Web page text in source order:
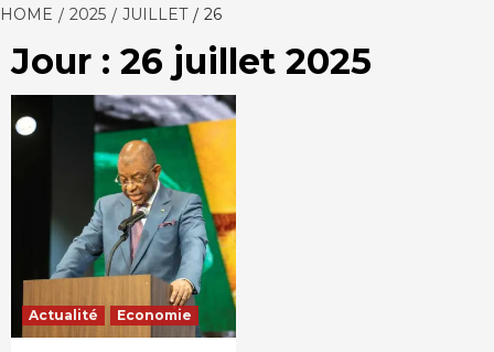
HOME 2025 JUILLET 26
Jour : 26 juillet 2025
Actualité Economie